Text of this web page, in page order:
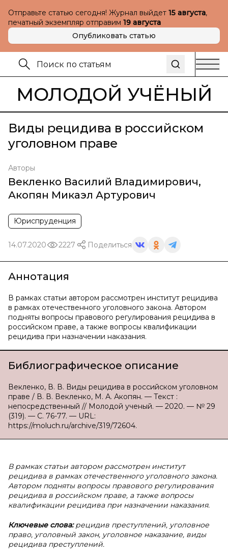
Отправьте статью сегодня! Журнал выйдет 15 августа,
печатный экземпляр отправим 19 августа
Опубликовать статью
МОЛОДОЙ УЧЁНЫЙ
Виды рецидива в российском
уголовном праве
Авторы
Векленко Василий Владимирович,
Акопян Микаэл Артурович
Юриспруденция
14.07.2020 2227 Поделиться
Аннотация
В рамках статьи автором рассмотрен институт рецидива
в рамках отечественного уголовного закона. Автором
подняты вопросы правового регулирования рецидива в
российском праве, а также вопросы квалификации
рецидива при назначении наказания.
Библиографическое описание
Векленко, В. В. Виды рецидива в российском уголовном
праве / В. В. Векленко, М. А. Акопян. — Текст :
непосредственный // Молодой ученый. — 2020. — № 29
(319). — С. 76-77. — URL:
https://moluch.ru/archive/319/72604.
В рамках статьи автором рассмотрен институт
рецидива в рамках отечественного уголовного закона.
Автором подняты вопросы правового регулирования
рецидива в российском праве, а также вопросы
квалификации рецидива при назначении наказания.
Ключевые слова:рецидив преступлений, уголовное
право, уголовный закон, уголовное наказание, виды
рецидива преступлений.